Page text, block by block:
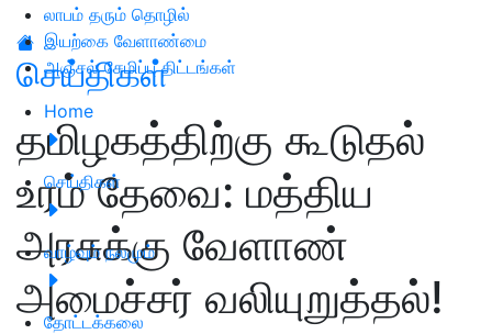
லாபம் தரும் தொழில்
இயற்கை வேளாண்மை
அஞ்சல் சேமிப்பு திட்டங்கள்
Home
செய்திகள்
வாழ்வும் நலமும்
தோட்டக்கலை
செய்திகள்
தமிழகத்திற்கு கூடுதல்
உரம் தேவை: மத்திய
அரசுக்கு வேளாண்
அமைச்சர் வலியுறுத்தல்!